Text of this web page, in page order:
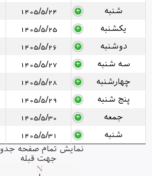
شنبه
1405/5/24
یکشنبه
1405/5/25
دوشنبه
1405/5/26
سه شنبه
1405/5/27
چهارشنبه
1405/5/28
پنج شنبه
1405/5/29
جمعه
1405/5/30
شنبه
1405/5/31
نمایش تمام صفحه جدول
جهت قبله